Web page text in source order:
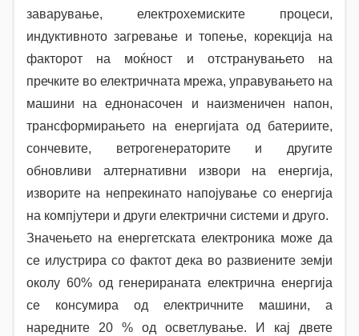
заварување, електрохемиските процеси,
индуктивното загревање и топење, корекција на
факторот на моќност и отстранувањето на
пречките во електричната мрежа, управувањето на
машини на еднонасочен и наизменичен напон,
трансформирањето на енергијата од батериите,
сончевите, ветрогенераторите и другите
обновливи алтернативни извори на енергија,
изворите на непрекинато напојување со енергија
на компјутери и други електрични системи и друго.
Значењето на енергетската електроника може да
се илустрира со фактот дека во развиените земји
околу 60% од генерираната електрична енергија
се консумира од електричните машини, а
наредните 20 % од осветлување. И кај двете